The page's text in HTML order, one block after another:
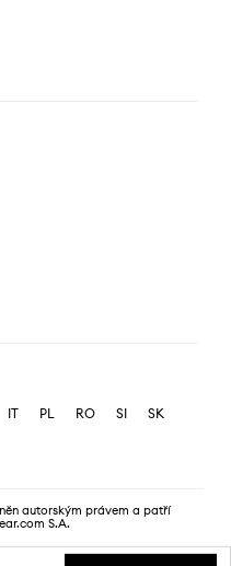
IT PL RO SI
SK
autorským právem a patří
S.A.